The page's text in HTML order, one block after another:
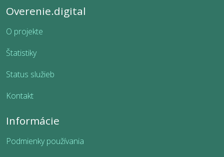
Overenie.digital
O projekte
Štatistiky
Status služieb
Kontakt
Informácie
Podmienky používania